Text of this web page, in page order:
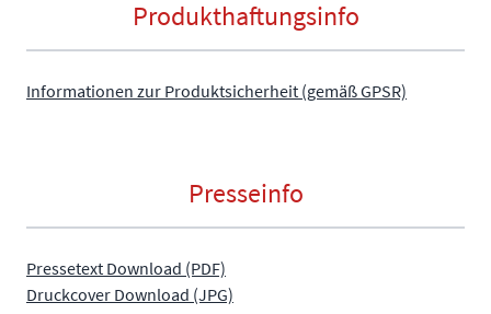
Produkthaftungsinfo
Informationen zur Produktsicherheit (gemäß GPSR)
Presseinfo
Pressetext Download (PDF)
Druckcover Download (JPG)